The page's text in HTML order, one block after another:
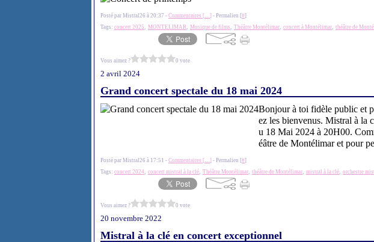
Posté par Mistral26 à 20:37 - Commentaires […] - Permalien [#]
Tags: concert 2025, MONTELIMAR, Musique de films, Théâtre Montélimar, concert à Montélimar, théâtre de
Vous aimez ? 0 vote
2 avril 2024
Grand concert spectale du 18 mai 2024
Bonjour à toi fidèle public et
ez les bienvenus. Mistral à la
u 18 Mai 2024 à 20H00.
éâtre de Montélimar et pour
Posté par Mistral26 à 17:51 - Commentaires […] - Permalien [#]
Tags: concert 2024, concert mistral à la clé, Théâtre Montélimar, théâtre de Montélimar, mistral à la clé, orchestre
Vous aimez ? 0 vote
20 novembre 2022
Mistral à la clé en concert exceptionnel